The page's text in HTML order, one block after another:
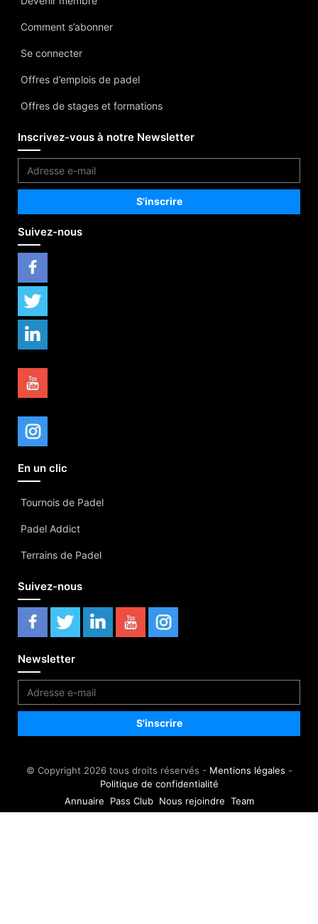
Comment s’abonner
Se connecter
Offres d’emplois de padel
Offres de stages et formations
Inscrivez-vous à notre Newsletter
Suivez-nous
En un clic
Tournois de Padel
Padel Addict
Terrains de Padel
Suivez-nous
Newsletter
© Copyright 2026 tous droits réservés - Mentions légales -
Politique de confidentialité
Annuaire
Pass Club Nous rejoindre Team